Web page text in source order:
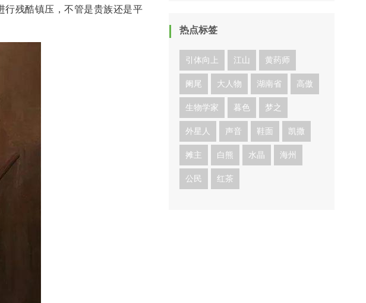
行残酷镇压，不管是贵族还是平
热点标签
引体向上 江山 黄药师
阑尾 大人物 湖南省 高傲
生物学家 暮色 梦之
外星人 声音 鞋面 凯撒
摊主 白熊 水晶 海州
公民 红茶